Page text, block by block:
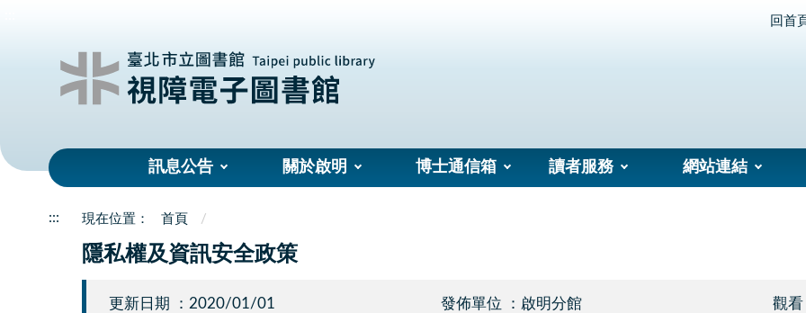
回首
訊息公告 關於啟明 博士通信箱 讀者服務 網站連結
::: 首頁
隱私權及資訊安全政策
更新日期 ：2020/01/01 發佈單位 ：啟明分館 觀看